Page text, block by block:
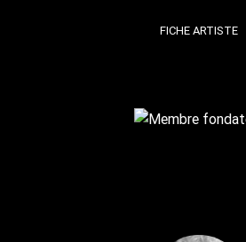
FICHE ARTISTE